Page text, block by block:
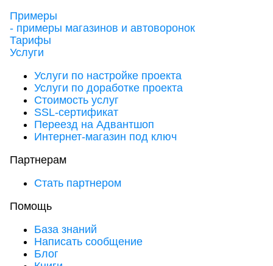
Примеры
- примеры магазинов и автоворонок
Тарифы
Услуги
Услуги по настройке проекта
Услуги по доработке проекта
Стоимость услуг
SSL-сертификат
Переезд на Адвантшоп
Интернет-магазин под ключ
Партнерам
Стать партнером
Помощь
База знаний
Написать сообщение
Блог